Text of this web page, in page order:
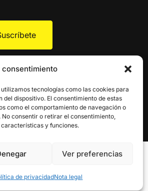
consentimiento
tecnologías como las cookies para
dispositivo. El consentimiento de estas
como el comportamiento de navegación o
consentir o retirar el consentimiento,
y funciones.
Ver preferencias
de privacidadNota legal